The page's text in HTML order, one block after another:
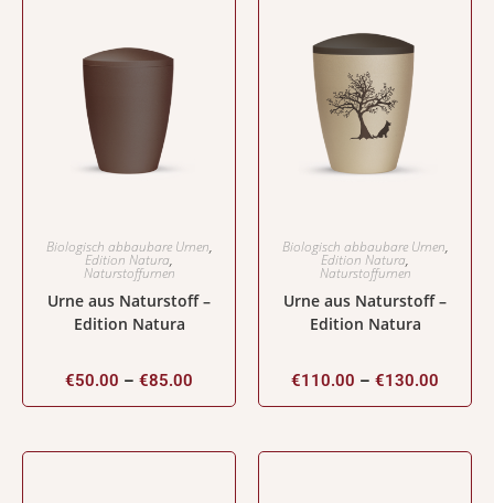
Biologisch abbaubare Urnen,
Edition Natura,
Naturstoffurnen
Urne aus Naturstoff –
Edition Natura
€50.00 – €85.00
Biologisch abbaubare Urnen,
Edition Natura,
Naturstoffurnen
Urne aus Naturstoff –
Edition Natura
€110.00 – €130.00